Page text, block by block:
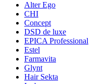
Alter Ego
CHI
Concept
DSD de luxe
EPICA Professional
Estel
Farmavita
Glynt
Hair Sekta